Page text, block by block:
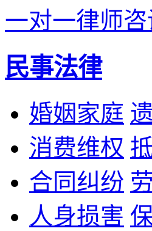
一对一律师咨
民事法律
婚姻家庭
消费维权
合同纠纷
人身损害